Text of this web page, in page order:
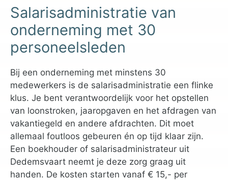
Salarisadministratie van
onderneming met 30
personeelsleden
Bij een onderneming met minstens 30
medewerkers is de salarisadministratie een flinke
klus. Je bent verantwoordelijk voor het opstellen
van loonstroken, jaaropgaven en het afdragen van
vakantiegeld en andere afdrachten. Dit moet
allemaal foutloos gebeuren én op tijd klaar zijn.
Een boekhouder of salarisadministrateur uit
Dedemsvaart neemt je deze zorg graag uit
handen. De kosten starten vanaf € 15,- per